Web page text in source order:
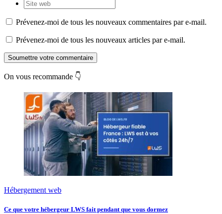
Prévenez-moi de tous les nouveaux commentaires par e-mail.
Prévenez-moi de tous les nouveaux articles par e-mail.
Soumettre votre commentaire
On vous recommande 👇
Hébergement web
Ce que votre hébergeur LWS fait pendant que vous dormez